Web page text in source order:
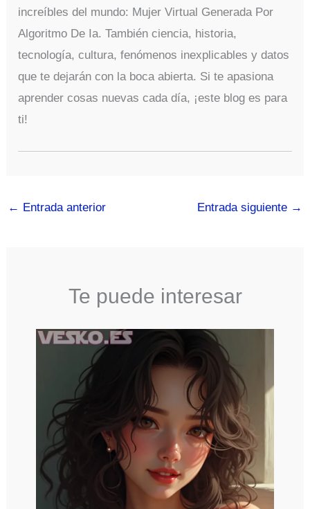
increíbles del mundo: Mujer Virtual Generada Por
Algoritmo De Ia. También ciencia, historia,
tecnología, cultura, fenómenos inexplicables y datos
que te dejarán con la boca abierta. Si te apasiona
aprender cosas nuevas cada día, ¡este blog es para
ti!
← Entrada anterior Entrada siguiente →
Te puede interesar